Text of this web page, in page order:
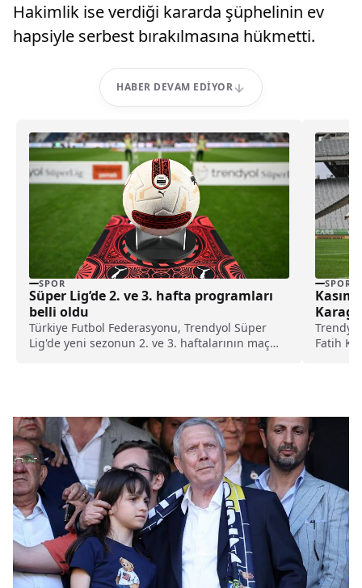
Hakimlik ise verdiği kararda şüphelinin ev
hapsiyle serbest bırakılmasına hükmetti.
HABER DEVAM EDIYOR
SPOR
Süper Lig’de 2. ve 3. hafta programları
belli oldu
Türkiye Futbol Federasyonu, Trendyol Süper
Lig'de yeni sezonun 2. ve 3. haftalarının maç
SPOR
Fatih